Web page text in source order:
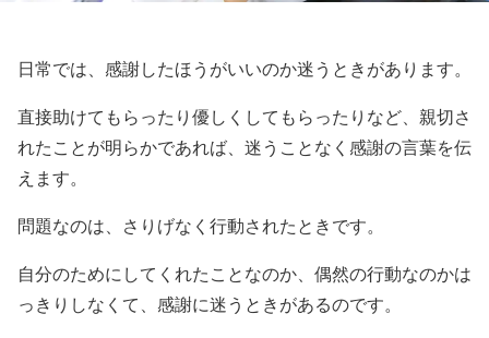
日常では、感謝したほうがいいのか迷うときがあります。
直接助けてもらったり優しくしてもらったりなど、親切さ
れたことが明らかであれば、迷うことなく感謝の言葉を伝
えます。
問題なのは、さりげなく行動されたときです。
自分のためにしてくれたことなのか、偶然の行動なのかは
っきりしなくて、感謝に迷うときがあるのです。